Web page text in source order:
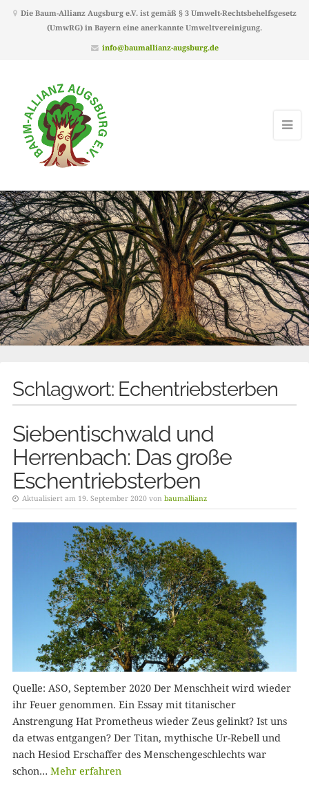
Die Baum-Allianz Augsburg e.V. ist gemäß § 3 Umwelt-Rechtsbehelfsgesetz
(UmwRG) in Bayern eine anerkannte Umweltvereinigung.
info@baumallianz-augsburg.de
Schlagwort: Echentriebsterben
Siebentischwald und
Herrenbach: Das große
Eschentriebsterben
Aktualisiert am 19. September 2020 von baumallianz
Quelle: ASO, September 2020 Der Menschheit wird wieder
ihr Feuer genommen. Ein Essay mit titanischer
Anstrengung Hat Prometheus wieder Zeus gelinkt? Ist uns
da etwas entgangen? Der Titan, mythische Ur-Rebell und
nach Hesiod Erschaffer des Menschengeschlechts war
schon… Mehr erfahren